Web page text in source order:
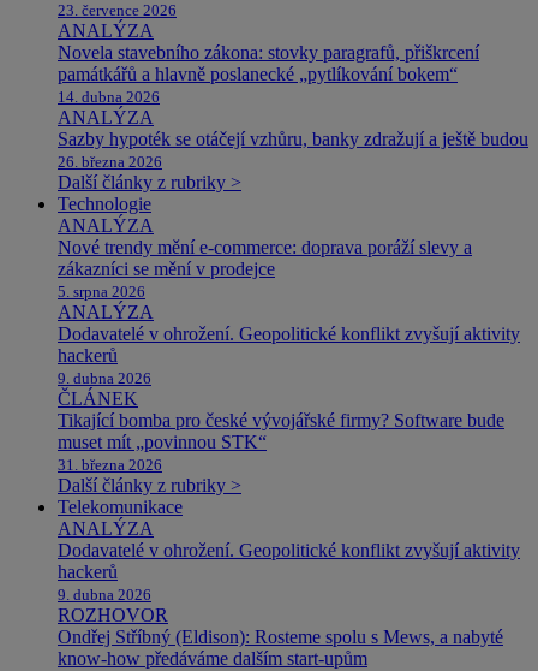
23. července 2026
ANALÝZA
Novela stavebního zákona: stovky paragrafů, přiškrcení
památkářů a hlavně poslanecké „pytlíkování bokem“
14. dubna 2026
ANALÝZA
Sazby hypoték se otáčejí vzhůru, banky zdražují a ještě budou
26. března 2026
Další články z rubriky >
Technologie
ANALÝZA
Nové trendy mění e-commerce: doprava poráží slevy a
zákazníci se mění v prodejce
5. srpna 2026
ANALÝZA
Dodavatelé v ohrožení. Geopolitické konflikt zvyšují aktivity
hackerů
9. dubna 2026
ČLÁNEK
Tikající bomba pro české vývojářské firmy? Software bude
muset mít „povinnou STK“
31. března 2026
Další články z rubriky >
Telekomunikace
ANALÝZA
Dodavatelé v ohrožení. Geopolitické konflikt zvyšují aktivity
hackerů
9. dubna 2026
ROZHOVOR
Ondřej Stříbný (Eldison): Rosteme spolu s Mews, a nabyté
know-how předáváme dalším start-upům